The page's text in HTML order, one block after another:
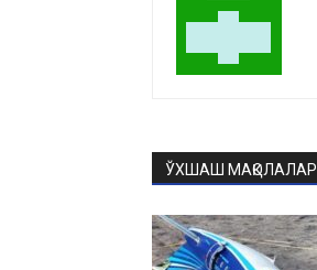
ЎХШАШ МАҚОЛАЛАР